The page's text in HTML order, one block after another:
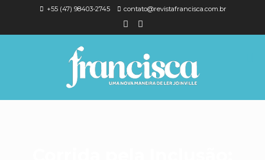
+55 (47) 98403-2745 contato@revistafrancisca.com.br